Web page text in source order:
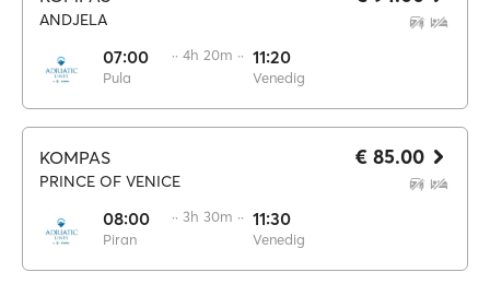
ANDJELA
07:00
Pula
·· 4h 20m ·· 11:20
Venedig
KOMPAS
PRINCE OF VENICE
08:00
Piran
·· 3h 30m ·· 11:30
Venedig
€ 85.00